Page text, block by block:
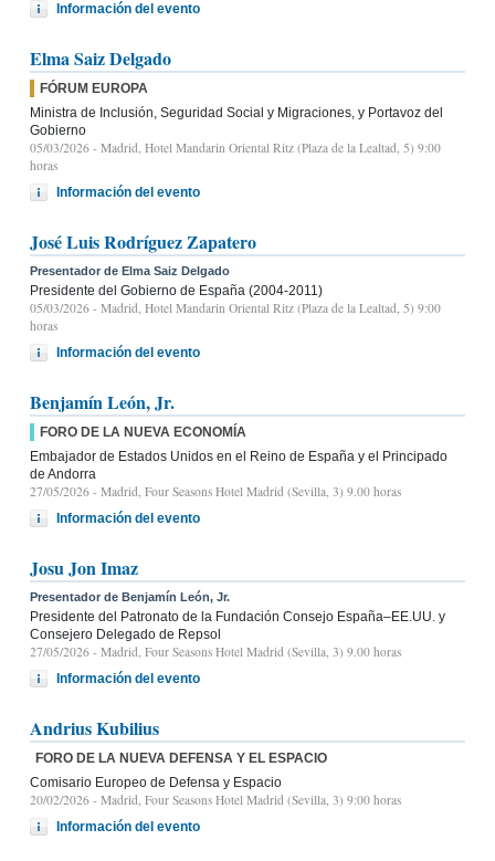
Información del evento
Elma Saiz Delgado
FÓRUM EUROPA
Ministra de Inclusión, Seguridad Social y Migraciones, y Portavoz del
Gobierno
05/03/2026 - Madrid, Hotel Mandarin Oriental Ritz (Plaza de la Lealtad, 5) 9:00
horas
Información del evento
José Luis Rodríguez Zapatero
Presentador de Elma Saiz Delgado
Presidente del Gobierno de España (2004-2011)
05/03/2026 - Madrid, Hotel Mandarin Oriental Ritz (Plaza de la Lealtad, 5) 9:00
horas
Información del evento
Benjamín León, Jr.
FORO DE LA NUEVA ECONOMÍA
Embajador de Estados Unidos en el Reino de España y el Principado
de Andorra
27/05/2026 - Madrid, Four Seasons Hotel Madrid (Sevilla, 3) 9.00 horas
Información del evento
Josu Jon Imaz
Presentador de Benjamín León, Jr.
Presidente del Patronato de la Fundación Consejo España–EE.UU. y
Consejero Delegado de Repsol
27/05/2026 - Madrid, Four Seasons Hotel Madrid (Sevilla, 3) 9.00 horas
Información del evento
Andrius Kubilius
FORO DE LA NUEVA DEFENSA Y EL ESPACIO
Comisario Europeo de Defensa y Espacio
20/02/2026 - Madrid, Four Seasons Hotel Madrid (Sevilla, 3) 9:00 horas
Información del evento